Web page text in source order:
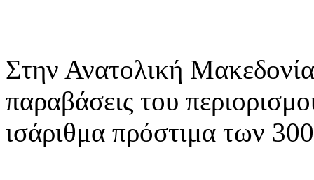
Στην Ανατολική
παραβάσεις του
ισάριθμα πρόστιμα των